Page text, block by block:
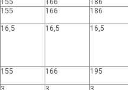
155 166
186
155 166 186
16,5 16,5 16,5
155 166 195